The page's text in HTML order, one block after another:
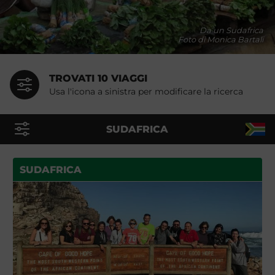
Da un Sudafrica
Foto di Monica Bartali
TROVATI 10 VIAGGI
Usa l'icona a sinistra per modificare la ricerca
SUDAFRICA
SUDAFRICA